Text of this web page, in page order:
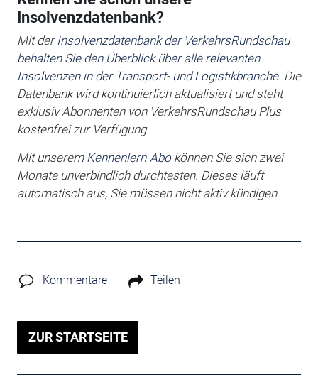
Insolvenzdatenbank?
Mit derInsolvenzdatenbank der VerkehrsRundschau
behalten Sie den Überblick über alle relevanten
Insolvenzen in der Transport- und Logistikbranche. Die
Datenbank wird kontinuierlich aktualisiert und steht
exklusiv Abonnenten von VerkehrsRundschau Plus
kostenfrei zur Verfügung.
Mit unserem Kennenlern-Abo können Sie sich zwei
Monate unverbindlich durchtesten. Dieses läuft
automatisch aus, Sie müssen nicht aktiv kündigen.
Kommentare Teilen
ZUR STARTSEITE